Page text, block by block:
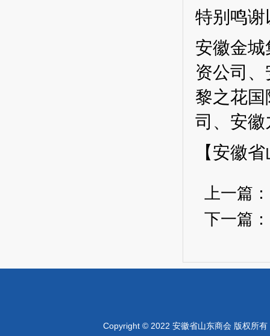
特别鸣
安徽金城
资公司、
黎之花国
司 、 安徽
【安徽
上一篇
下一篇
Copyright © 2022 安徽省山东商会 版权